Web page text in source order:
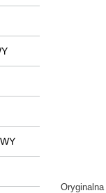
Oryginalna